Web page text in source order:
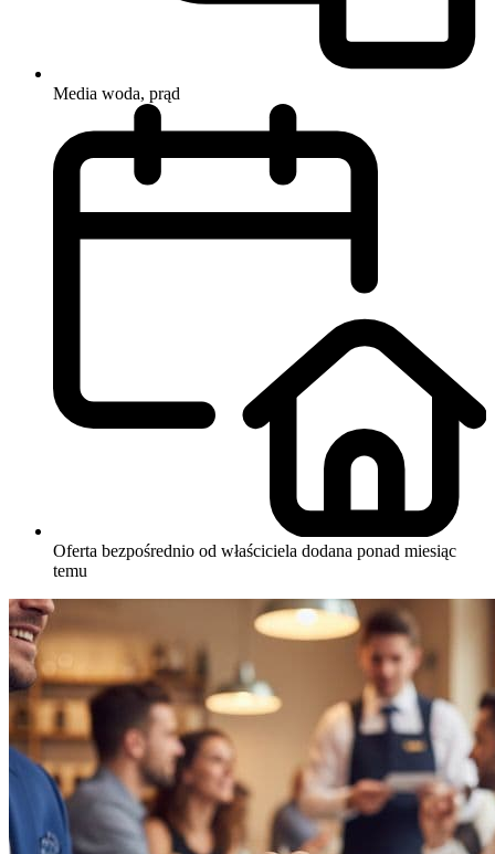
Media woda, prąd
Oferta bezpośrednio od właściciela dodana ponad miesiąc
temu